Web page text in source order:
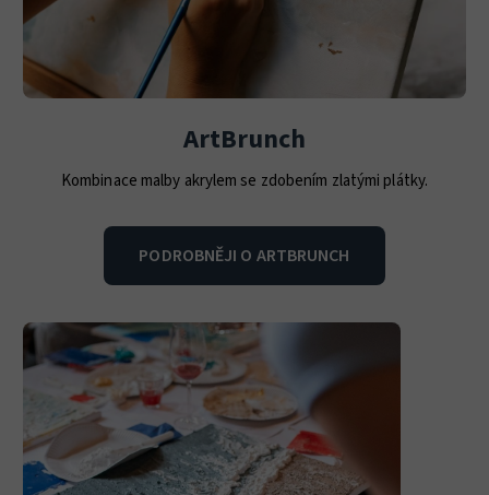
ArtBrunch
Kombinace malby akrylem se zdobením zlatými plátky.
PODROBNĚJI O ARTBRUNCH